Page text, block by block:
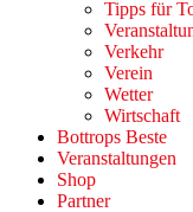
Tipps für
Verkehr
Verein
Wetter
Wirtschaft
Bottrops Beste
Veranstaltungen
Shop
Partner